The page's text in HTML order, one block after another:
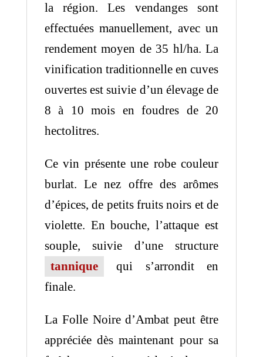
la région. Les vendanges sont
effectuées manuellement, avec un
rendement moyen de 35 hl/ha. La
vinification traditionnelle en cuves
ouvertes est suivie d’un élevage de
8 à 10 mois en foudres de 20
hectolitres. ​
Ce vin présente une robe couleur
burlat. Le nez offre des arômes
d’épices, de petits fruits noirs et de
violette. En bouche, l’attaque est
souple, suivie d’une structure
tannique
qui s’arrondit en
finale. ​
La Folle Noire d’Ambat peut être
appréciée dès maintenant pour sa